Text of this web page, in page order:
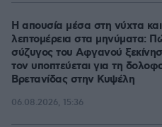
Η απουσία μέσα στη νύχτα
λεπτομέρεια στα μηνύματα:
σύζυγος του Αφγανού
τον υποπτεύεται για τη
Βρετανίδας στην Κυψέλη
06.08.2026, 15:36